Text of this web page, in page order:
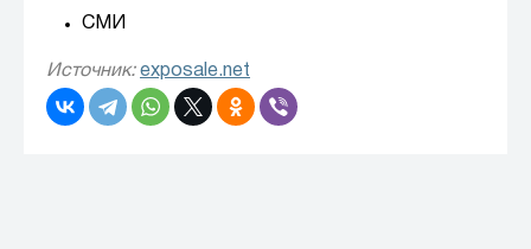
СМИ
Источник: exposale.net